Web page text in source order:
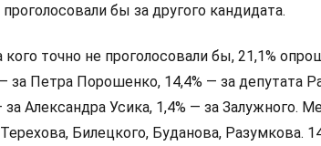
бы за другого кандидата.
кого точно не проголосовали бы, 21,1%
— за Петра Порошенко, 14,4% — за депутата
Александра Усика, 1,4% — за Залужного.
Билецкого, Буданова, Разумкова.